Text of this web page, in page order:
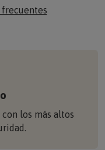
frecuentes
los más altos